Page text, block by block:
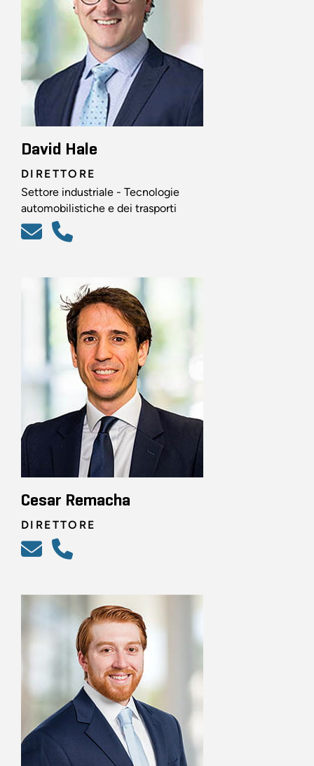
David Hale
DIRETTORE
Settore industriale - Tecnologie
automobilistiche e dei trasporti
Cesar Remacha
DIRETTORE